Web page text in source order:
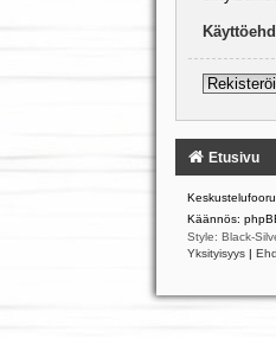
Etusivu
Käännös:
Style: Black-
Yksityisyys |